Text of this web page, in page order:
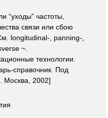
“уходы” частоты,
связи или сбою
longitudinal-, panning-,
~.
технологии.
справочник. Под
Москва, 2002]